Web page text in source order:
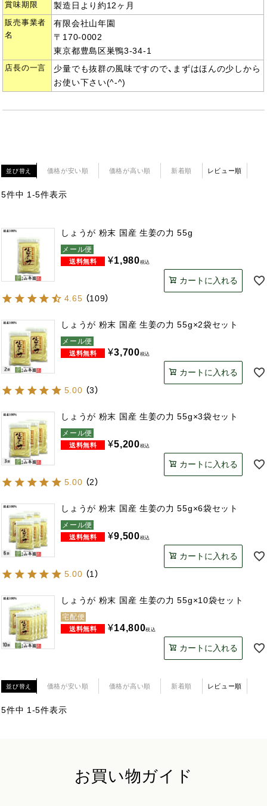
賞味期限 製造日より約12ヶ月
販売事業者
名
有限会社山年園
〒170-0002
東京都豊島区巣鴨3-34-1
店長の一言
少量でも抜群の風味ですので、まずはほんの少しから
お使い下さい(^-^)
並び替え 価格が安い順 価格が高い順 新着順 レビュー順
5件中 1-5件表示
しょうが 粉末 国産 生姜の力 55g
メール便
¥1,980税込
カートに入れる
4.65 （109）
しょうが 粉末 国産 生姜の力 55g×2袋セット
メール便
¥3,700税込
カートに入れる
5.00 （3）
しょうが 粉末 国産 生姜の力 55g×3袋セット
メール便
¥5,200税込
カートに入れる
5.00 （2）
しょうが 粉末 国産 生姜の力 55g×6袋セット
メール便
¥9,500税込
カートに入れる
5.00 （1）
しょうが 粉末 国産 生姜の力 55g×10袋セット
宅配便
¥14,800税込
カートに入れる
並び替え 価格が安い順 価格が高い順 新着順 レビュー順
5件中 1-5件表示
お買い物ガイド